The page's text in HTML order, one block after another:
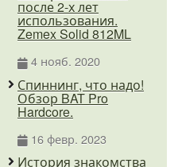
после 2-х лет
использования.
Zemex Solid 812ML
4 нояб. 2020
Спиннинг, что надо!
Обзор BAT Pro
Hardcore.
16 февр. 2023
История знакомства